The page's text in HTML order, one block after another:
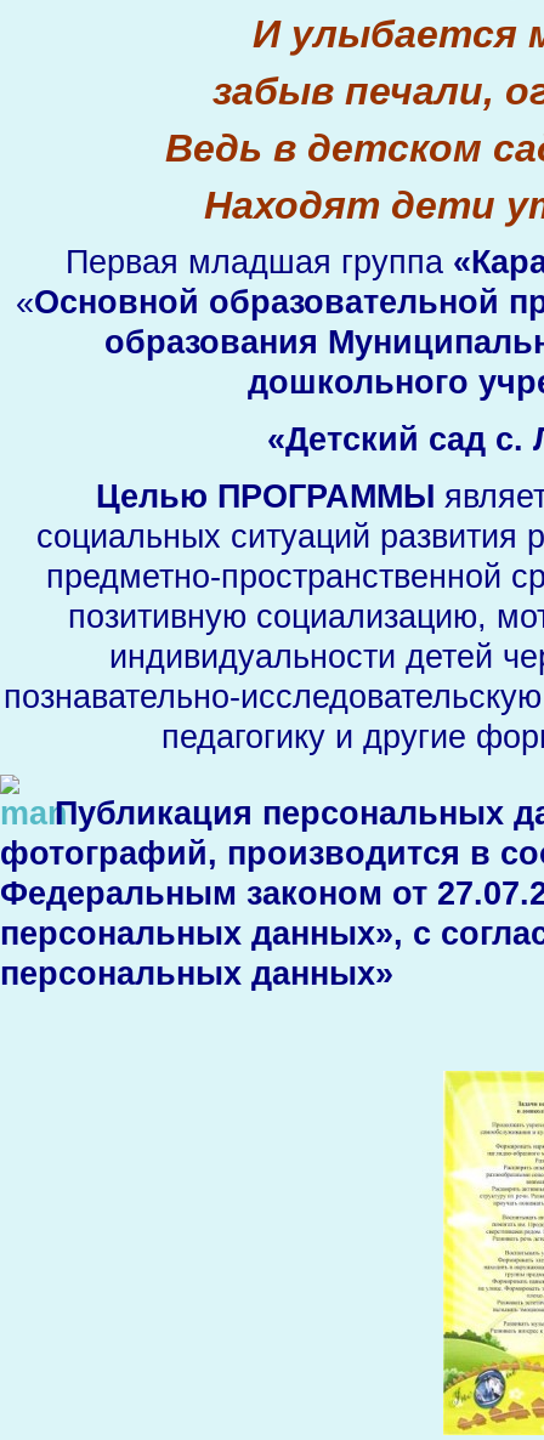
И улыбается
забыв печали,
Ведь в детском
Находят дети
Первая младшая группа
«Основной образовательной
образования
дошкольного
«Детский сад с.
Целью ПРОГРАММЫ
социальных ситуаций развития
предметно-пространственной
позитивную социализацию,
индивидуальности детей
познавательно-
педагогику и другие
Публикация персональных
фотографий, производится в
Федеральным законом от
персональных данных», с
персональных данных»